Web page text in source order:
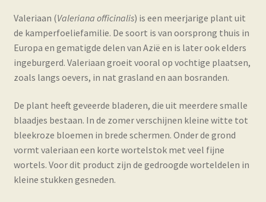
Valeriaan (Valeriana officinalis) is een meerjarige plant uit
de kamperfoeliefamilie. De soort is van oorsprong thuis in
Europa en gematigde delen van Azië en is later ook elders
ingeburgerd. Valeriaan groeit vooral op vochtige plaatsen,
zoals langs oevers, in nat grasland en aan bosranden.
De plant heeft geveerde bladeren, die uit meerdere smalle
blaadjes bestaan. In de zomer verschijnen kleine witte tot
bleekroze bloemen in brede schermen. Onder de grond
vormt valeriaan een korte wortelstok met veel fijne
wortels. Voor dit product zijn de gedroogde worteldelen in
kleine stukken gesneden.